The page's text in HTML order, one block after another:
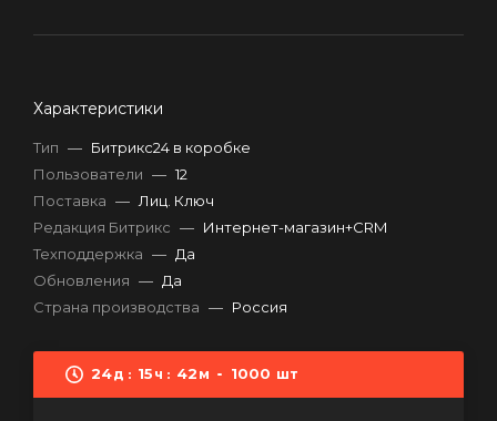
Характеристики
Тип — Битрикс24 в коробке
Пользователи — 12
Поставка — Лиц. Ключ
Редакция Битрикс — Интернет-магазин+CRM
Техподдержка — Да
Обновления — Да
Страна производства — Россия
24д 15 ч 42 м 1000 шт